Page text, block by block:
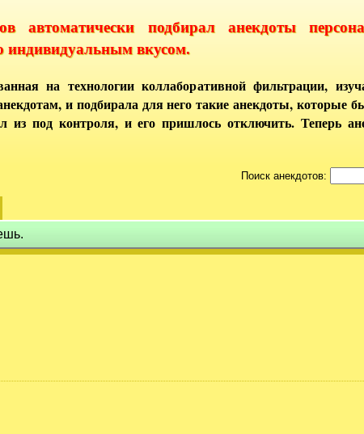
автоматически подбирал анекдоты
индивидуальным вкусом.
на технологии коллаборативной фильтрации,
и подбирала для него такие анекдоты,
из под контроля, и его пришлось отключить. Теперь
Поиск анекдотов: